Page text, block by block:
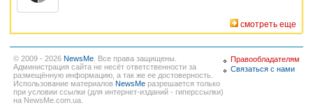
смотреть еще
© 2009 - 2026 NewsMe . Все права защищены.
Администрация сайта не несёт ответственности за
размещённую информацию, а так же ее достоверность.
Использование материалов NewsMe разрешается только
при условии ссылки (для интернет-изданий - гиперссылки)
на NewsMe.com.ua.
Правообладателям
Связаться с нами